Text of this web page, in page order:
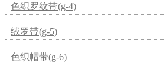
色织罗纹带(g-4)
绒罗带(g-5)
色织帽带(g-6)